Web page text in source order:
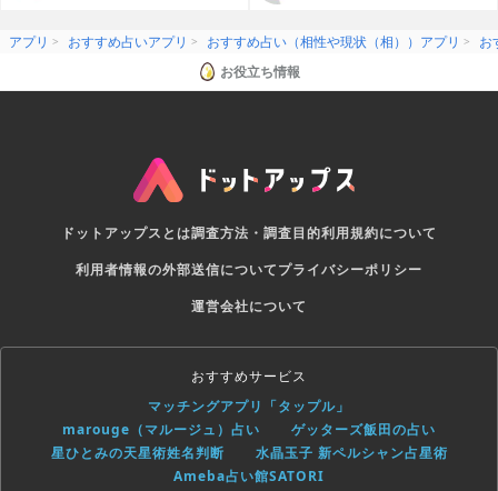
アプリ おすすめ占いアプリ おすすめ占い（相性や現状（相））アプリ
お
お役立ち情報
ドットアップスとは調査方法・調査目的利用規約について
利用者情報の外部送信についてプライバシーポリシー
運営会社について
おすすめサービス
マッチングアプリ「タップル」
marouge（マルージュ）占い
ゲッターズ飯田の占い
星ひとみの天星術姓名判断
水晶玉子 新ペルシャン占星術
Ameba占い館SATORI